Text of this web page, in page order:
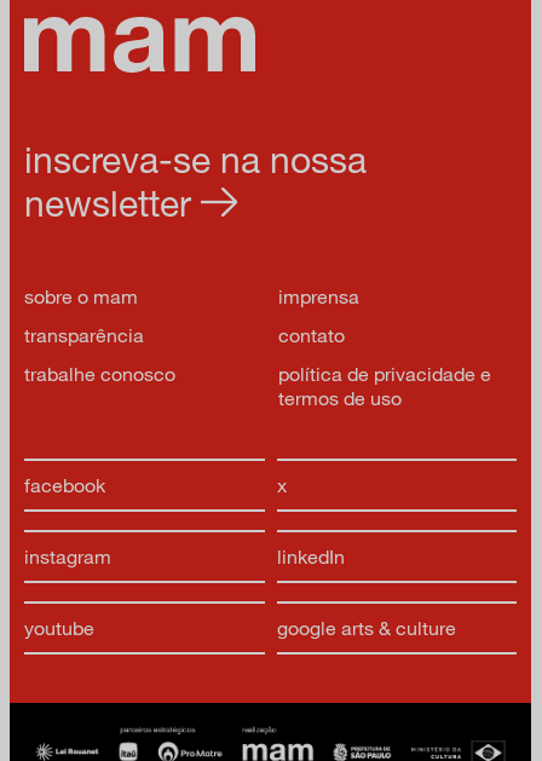
facebook x
instagram linkedIn
youtube google arts & culture
inscreva-se na nossa
newsletter
sobre o mam
imprensa
transparência
contato
trabalhe conosco
política de privacidade e
termos de uso